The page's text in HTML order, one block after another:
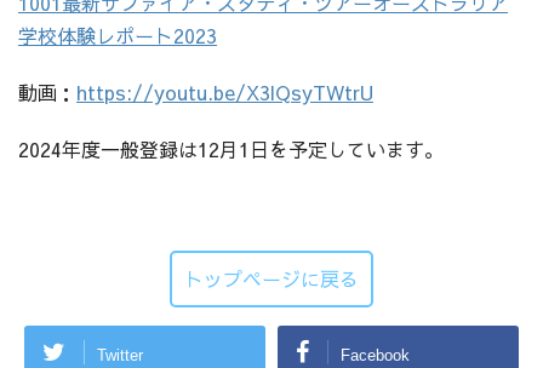
学校体験レポート2023
動画： https://youtu.be/X3lQsyTWtrU
2024年度一般登録は12月1日を予定しています。
トップページに戻る
Twitter Facebook